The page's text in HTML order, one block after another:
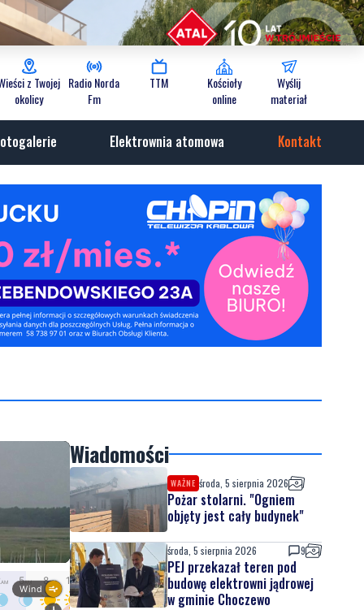
z Twojej
okolicy
Radio Norda
Fm
TTM
Kościoły
online
Wyślij
materiał
Elektrownia atomowa Kontakt
Wiadomości
WAŻNE środa, 5 sierpnia 2026
Pożar stolarni. "Ogniem
objęty jest cały budynek"
środa, 5 sierpnia 2026 9
PEJ przekazał teren pod
budowę elektrowni jądrowej
w gminie Choczewo